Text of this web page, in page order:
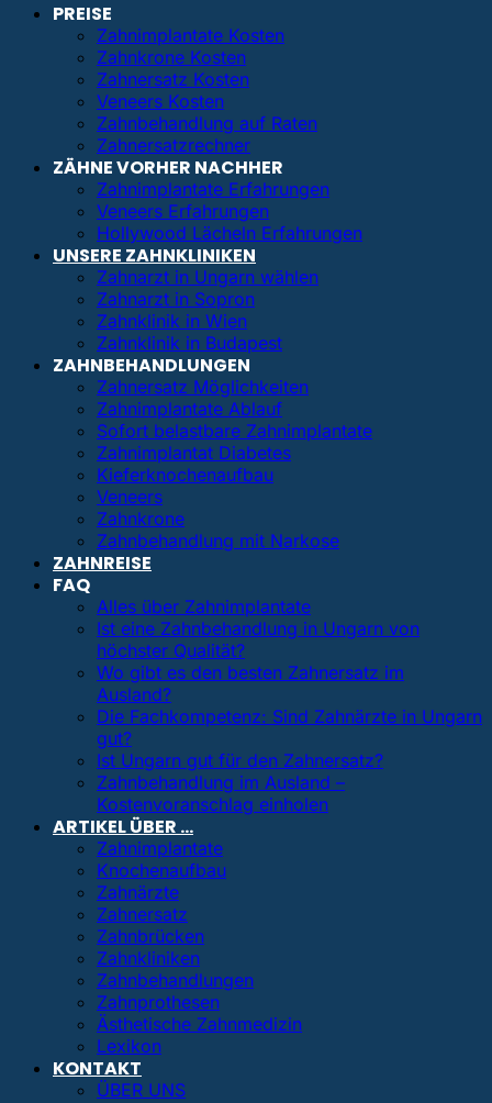
PREISE
Zahnimplantate Kosten
Zahnkrone Kosten
Zahnersatz Kosten
Veneers Kosten
Zahnbehandlung auf Raten
Zahnersatzrechner
ZÄHNE VORHER NACHHER
Zahnimplantate Erfahrungen
Veneers Erfahrungen
Hollywood Lächeln Erfahrungen
UNSERE ZAHNKLINIKEN
Zahnarzt in Ungarn wählen
Zahnarzt in Sopron
Zahnklinik in Wien
Zahnklinik in Budapest
ZAHNBEHANDLUNGEN
Zahnersatz Möglichkeiten
Zahnimplantate Ablauf
Sofort belastbare Zahnimplantate
Zahnimplantat Diabetes
Kieferknochenaufbau
Veneers
Zahnkrone
Zahnbehandlung mit Narkose
ZAHNREISE
FAQ
Alles über Zahnimplantate
Ist eine Zahnbehandlung in Ungarn von
höchster Qualität?
Wo gibt es den besten Zahnersatz im
Ausland?
Die Fachkompetenz: Sind Zahnärzte in Ungarn
gut?
Ist Ungarn gut für den Zahnersatz?
Zahnbehandlung im Ausland –
Kostenvoranschlag einholen
ARTIKEL ÜBER …
Zahnimplantate
Knochenaufbau
Zahnärzte
Zahnersatz
Zahnbrücken
Zahnkliniken
Zahnbehandlungen
Zahnprothesen
Ästhetische Zahnmedizin
Lexikon
KONTAKT
ÜBER UNS